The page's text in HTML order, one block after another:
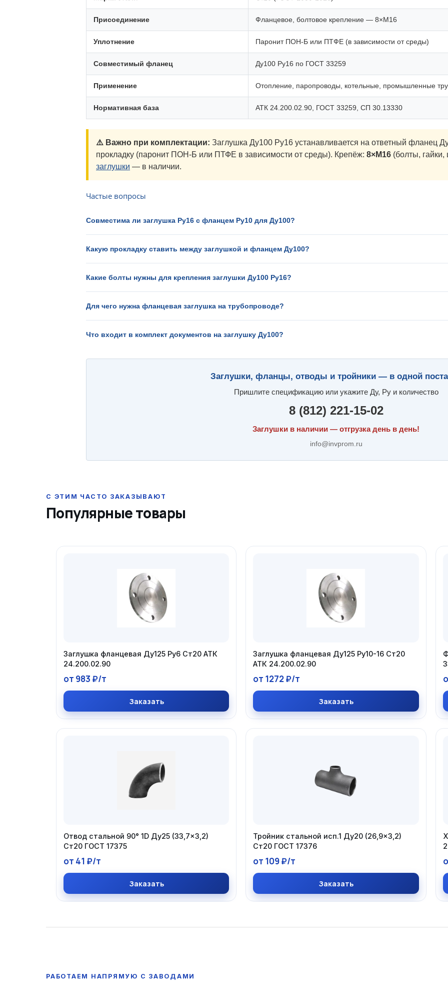
Присоединение Фланцевое, болтовое крепление — 8×М16
Уплотнение Паронит ПОН-Б или ПТФЕ (в зависимости от среды)
Совместимый фланец Ду100 Ру16 по ГОСТ 33259
Применение Отопление, паропроводы, котельные, промышленные
Нормативная база АТК 24.200.02.90, ГОСТ 33259, СП 30.13330
⚠️ Важно при комплектации: Заглушка Ду100 Ру16 устанавливается на ответный фланец
прокладку (паронит ПОН-Б или ПТФЕ в зависимости от среды). Крепёж: 8×М16 (болты,
заглушки — в наличии.
Частые вопросы
Совместима ли заглушка Ру16 с фланцем Ру10 для Ду100?
Какую прокладку ставить между заглушкой и фланцем Ду100?
Какие болты нужны для крепления заглушки Ду100 Ру16?
Для чего нужна фланцевая заглушка на трубопроводе?
Что входит в комплект документов на заглушку Ду100?
Заглушки, фланцы, отводы и тройники — в одной
Пришлите спецификацию или укажите Ду, Ру и количество
8 (812) 221-15-02
Заглушки в наличии — отгрузка день в день!
info@invprom.ru
Популярные товары
Заглушка фланцевая Ду125 Ру6 Ст20 АТК
24.200.02.90
от 983 ₽/т
Заказать
Заглушка фланцевая Ду125 Ру10-16 Ст20
АТК 24.200.02.90
от 1272 ₽/т
Заказать
Отвод стальной 90° 1D Ду25 (33,7×3,2)
Ст20 ГОСТ 17375
от 41 ₽/т
Заказать
Тройник стальной исп.1 Ду20 (26,9×3,2)
Ст20 ГОСТ 17376
от 109 ₽/т
Заказать